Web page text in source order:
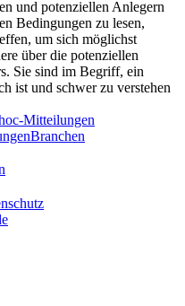
und potenziellen Anlegern
Bedingungen zu lesen,
um sich möglichst
über die potenziellen
Sie sind im Begriff, ein
ist und schwer zu verstehen
Mitteilungen
Branchen